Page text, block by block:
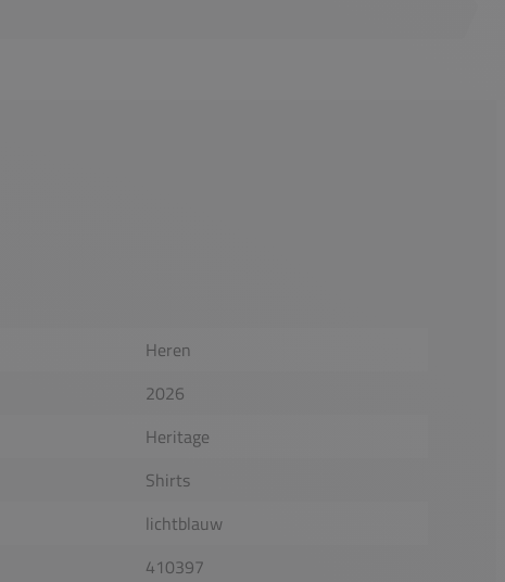
Heren
2026
Heritage
Shirts
lichtblauw
410397